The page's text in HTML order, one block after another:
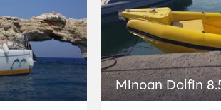
Minoan Dolfin